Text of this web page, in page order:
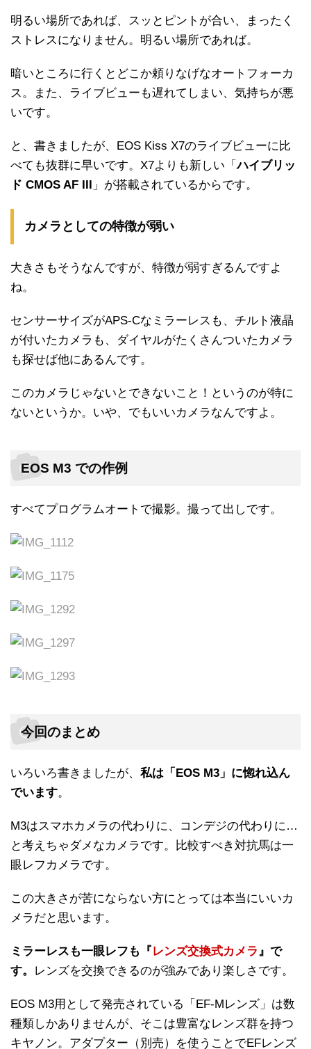
明るい場所であれば、スッとピントが合い、まったく
ストレスになりません。明るい場所であれば。
暗いところに行くとどこか頼りなげなオートフォーカ
ス。また、ライブビューも遅れてしまい、気持ちが悪
いです。
と、書きましたが、EOS Kiss X7のライブビューに比
べても抜群に早いです。X7よりも新しい「ハイブリッ
ド CMOS AF III 」が搭載されているからです。
カメラとしての特徴が弱い
大きさもそうなんですが、特徴が弱すぎるんですよ
ね。
センサーサイズがAPS-Cなミラーレスも、チルト液晶
が付いたカメラも、ダイヤルがたくさんついたカメラ
も探せば他にあるんです。
このカメラじゃないとできないこと！というのが特に
ないというか。いや、でもいいカメラなんですよ。
EOS M3 での作例
すべてプログラムオートで撮影。撮って出しです。
今回のまとめ
いろいろ書きましたが、 私は「EOS M3」に惚れ込ん
でいます。
M3はスマホカメラの代わりに、コンデジの代わりに…
と考えちゃダメなカメラです。比較すべき対抗馬は一
眼レフカメラです。
この大きさが苦にならない方にとっては本当にいいカ
メラだと思います。
ミラーレスも一眼レフも『レンズ交換式カメラ』で
す。
レンズを交換できるのが強みであり楽しさです。
EOS M3用として発売されている「EF-Mレンズ」は数
種類しかありませんが、そこは豊富なレンズ群を持つ
キヤノン。アダプター（別売）を使うことでEFレンズ